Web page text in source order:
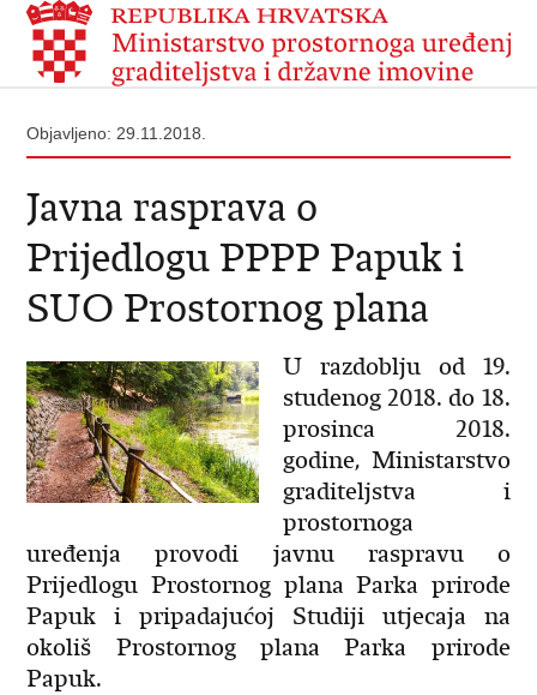
Objavljeno: 29.11.2018.
Javna rasprava o
Prijedlogu PPPP Papuk i
SUO Prostornog plana
U razdoblju od 19.
studenog 2018. do 18.
prosinca 2018.
godine, Ministarstvo
graditeljstva i
prostornoga
uređenja provodi javnu raspravu o
Prijedlogu Prostornog plana Parka prirode
Papuk i pripadajućoj Studiji utjecaja na
okoliš Prostornog plana Parka prirode
Papuk.